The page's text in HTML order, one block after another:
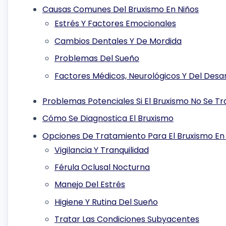
Causas Comunes Del Bruxismo En Niños
Estrés Y Factores Emocionales
Cambios Dentales Y De Mordida
Problemas Del Sueño
Factores Médicos, Neurológicos Y Del
Problemas Potenciales Si El Bruxismo No Se
Cómo Se Diagnostica El Bruxismo
Opciones De Tratamiento Para El Bruxismo En
Vigilancia Y Tranquilidad
Férula Oclusal Nocturna
Manejo Del Estrés
Higiene Y Rutina Del Sueño
Tratar Las Condiciones Subyacentes